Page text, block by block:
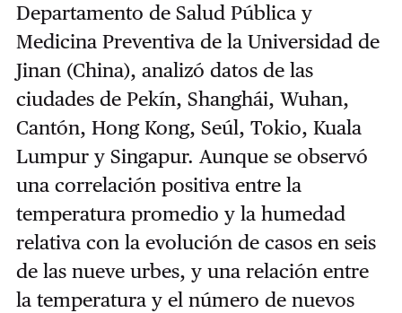
Departamento de Salud Pública y
Medicina Preventiva de la Universidad de
Jinan (China), analizó datos de las
ciudades de Pekín, Shanghái, Wuhan,
Cantón, Hong Kong, Seúl, Tokio, Kuala
Lumpur y Singapur. Aunque se observó
una correlación positiva entre la
temperatura promedio y la humedad
relativa con la evolución de casos en seis
de las nueve urbes, y una relación entre
la temperatura y el número de nuevos